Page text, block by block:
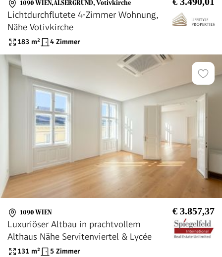
1090 WIEN,ALSERGRUND, Votivkirche
Lichtdurchflutete 4-Zimmer Wohnung,
Nähe Votivkirche
183 m² 4 Zimmer
1090 WIEN € 3.857,37
Luxuriöser Altbau in prachtvollem
Althaus Nähe Servitenviertel & Lycée
131 m² 5 Zimmer